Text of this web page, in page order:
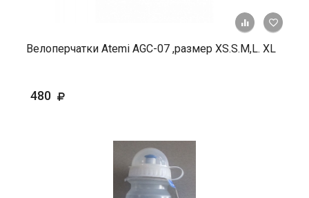
+ К
Велоперчатки Atemi AGC-07 ,размер XS.S.М,L. ХL
480